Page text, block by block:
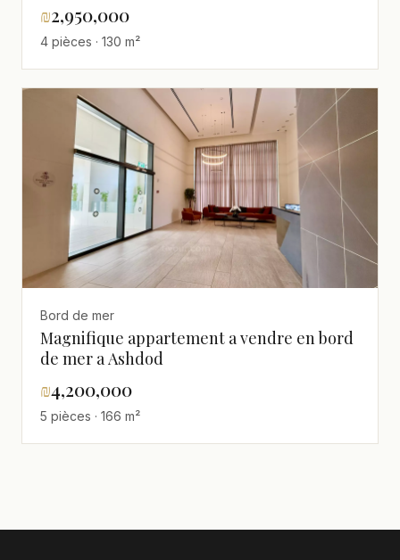
₪2,950,000
4 pièces · 130 m²
Bord de mer
Magnifique appartement a vendre en bord
de mer a Ashdod
₪4,200,000
5 pièces · 166 m²